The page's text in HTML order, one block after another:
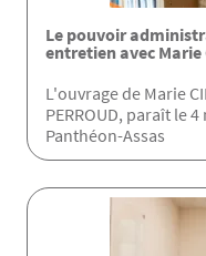
Le pouvoir
entretien avec
L'ouvrage de Marie
PERROUD, paraît le
Panthéon-Assas